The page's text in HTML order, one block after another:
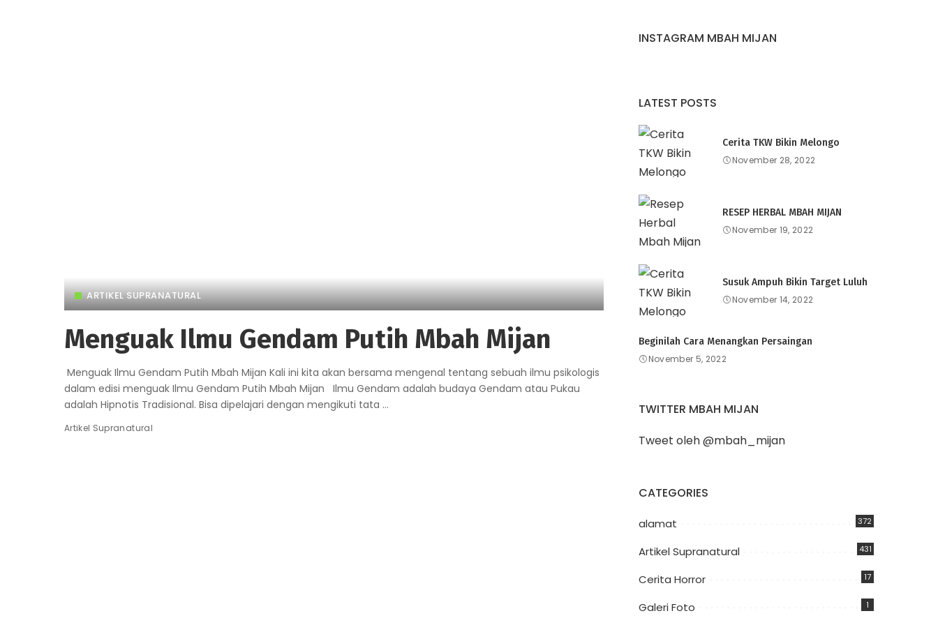
ARTIKEL SUPRANATURAL
Menguak Ilmu Gendam Putih Mbah Mijan
Menguak Ilmu Gendam Putih Mbah Mijan Kali ini kita akan bersama mengenal tentang sebuah ilmu psikologis
dalam edisi menguak Ilmu Gendam Putih Mbah Mijan Ilmu Gendam adalah budaya Gendam atau Pukau
adalah Hipnotis Tradisional. Bisa dipelajari dengan mengikuti tata ...
Artikel Supranatural
INSTAGRAM MBAH MIJAN
LATEST POSTS
Cerita TKW Bikin Melongo
November 28, 2022
RESEP HERBAL MBAH MIJAN
November 19, 2022
Susuk Ampuh Bikin Target Luluh
November 14, 2022
Beginilah Cara Menangkan Persaingan
November 5, 2022
TWITTER MBAH MIJAN
Tweet oleh @mbah_mijan
CATEGORIES
alamat 372
Artikel Supranatural 431
Cerita Horror 17
Galeri Foto 1